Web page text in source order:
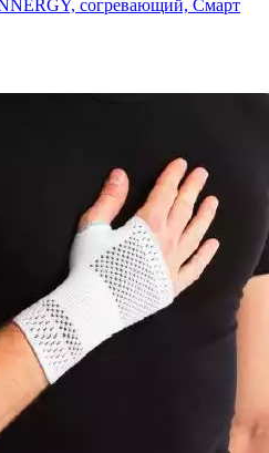
согревающий, Смарт